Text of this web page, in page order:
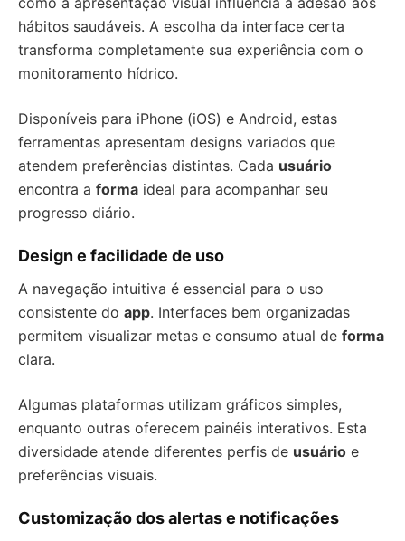
hábitos saudáveis. A escolha da interface certa
transforma completamente sua experiência com o
monitoramento hídrico.
Disponíveis para iPhone (iOS) e Android, estas
ferramentas apresentam designs variados que
atendem preferências distintas. Cada usuário
encontra a forma ideal para acompanhar seu
progresso diário.
Design e facilidade de uso
A navegação intuitiva é essencial para o uso
consistente do app. Interfaces bem organizadas
permitem visualizar metas e consumo atual de forma
clara.
Algumas plataformas utilizam gráficos simples,
enquanto outras oferecem painéis interativos. Esta
diversidade atende diferentes perfis de usuário e
preferências visuais.
Customização dos alertas e notificações